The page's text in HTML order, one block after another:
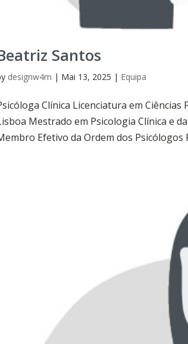
Santos
designw4m | Mai 13, 2025 | Equipa
Clínica Licenciatura em Ciências
Mestrado em Psicologia Clínica e
Efetivo da Ordem dos Psicólogos